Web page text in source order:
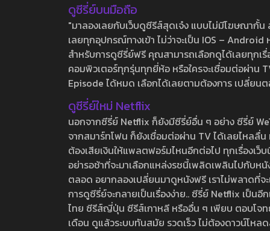
ดูซีรี่ย์บนมือถือ
"มาลองเลยกับเว็บดูซีรีส์สุดเจ๋ง แบบไม่มีโฆษณากั้
เลยทุกอุปกรณ์ทางเข้า ไม่ว่าจะเป็น IOS –
สำหรับการดูซีรี่ย์ฟรี คุณสามารถเลือกดูได้เลยทุกเ
คอมพิวเตอร์ทุกรุ่นทุกยี่ห้อ หรือใครจะเชื่อมต่อผ่าน
Episode ได้หมด เลือกได้เลยตามต้องการ เปลี่ยน
ดูซีรี่ย์ใหม่ Netflix
นอกจากซีรี่ย์ Netflix ก็ยังมีซีรี่ย์อื่น ๆ อย่าง ซีรี่ย์
จากสมาร์ทโฟน ก็ยังเชื่อมต่อผ่าน TV ได้เลยไหลลื่
ต้องเสียเงินให้แพลตฟอร์มไหนอีกต่อไป ทุกเรื่องเว็
อย่ารอช้าที่จะมาเลือกแหล่งรชนี้เพลิดเพลินไปกับห
ตลอด อยากลองเปลี่ยนมาดูหนังฟรี เราไม่พลาดที่
การดูซีรี่ย์จะกลายเป็นเรื่องง่าย.. ซีรี่ย์ Netflix เป็น
ไทย ซีรีส์ญี่ปุ่น ซีรีส์เกาหลี หรืออื่น ๆ เพียบ ตอบโจท
เดือน ดูแล้วระบบทันสมัย รวดเร็ว ไม่ต้องดาวน์โห